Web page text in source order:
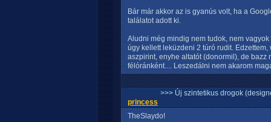
Bár már akkor az is gyanús volt, ha a
találatot adott ki.
Aludni még mindig nem tudok, nem
úgy kellett leküzdeni 2 túró rudit.
aszpirint, enyhe altatót (donormil), de
félóránként.... Leszedálni nem akarom
>>> Új szintetikus drogok
princess
TheSlaydo!